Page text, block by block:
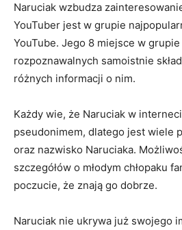
Naruciak wzbudza
YouTuber jest w grupie
YouTube. Jego 8 miejsce w
rozpoznawalnych samoistnie
różnych informacji o nim.
Każdy wie, że Naruciak w
pseudonimem, dlatego jest wiele
oraz nazwisko Naruciaka.
szczegółów o młodym chłopaku
poczucie, że znają go dobrze.
Naruciak nie ukrywa już swojego